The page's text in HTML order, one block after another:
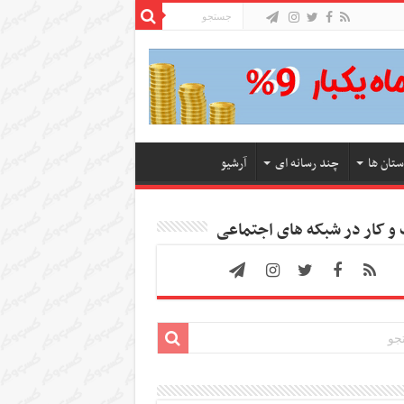
ها چند رسانه ای آرشیو
کار در شبکه های اجتماعی